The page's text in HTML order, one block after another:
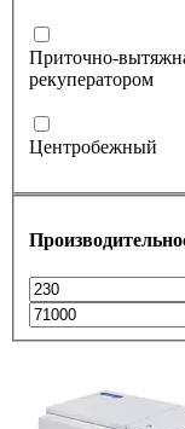
Приточно-
рекуператором
Центробежный